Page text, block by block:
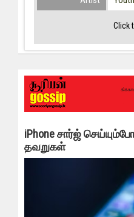
Click
iPhone சார்ஜ்
தவறுகள்